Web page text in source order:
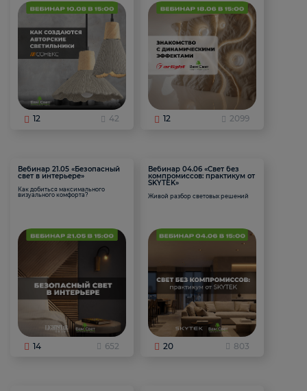
12 42 12 2099
Вебинар 21.05 «Безопасный
свет в интерьере»
Как добиться максимального
визуального комфорта?
14 652
Вебинар 04.06 «Свет без
компромиссов: практикум от
SKYTEK»
Живой разбор световых решений
20 803